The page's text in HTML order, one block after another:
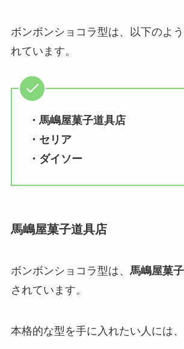
ボンボンショコラ型は、以下のよ
れています。
・馬嶋屋菓子道具店
・セリア
・ダイソー
馬嶋屋菓子道具店
ボンボンショコラ型は、 馬嶋屋菓
されています。
本格的な型を手に入れたい人には、